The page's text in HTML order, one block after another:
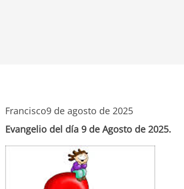
Francisco9 de agosto de 2025
Evangelio del día 9 de Agosto de 2025.